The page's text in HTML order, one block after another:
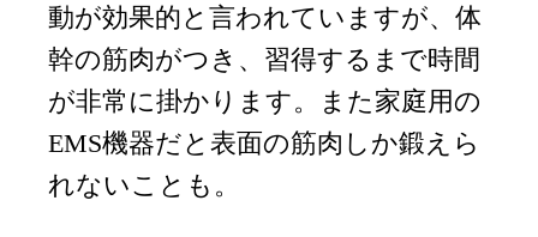
動が効果的と言われていますが、体
幹の筋肉がつき、習得するまで時間
が非常に掛かります。また家庭用の
EMS機器だと表面の筋肉しか鍛えら
れないことも。